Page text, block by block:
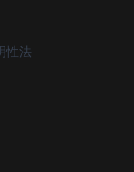
性法